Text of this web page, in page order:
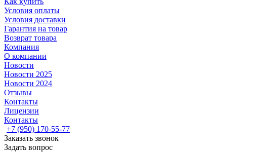
Условия оплаты
Условия доставки
Гарантия на товар
Возврат товара
Компания
О компании
Новости
Новости 2025
Новости 2024
Отзывы
Контакты
Лицензии
Контакты
+7 (950) 170-55-77
Заказать звонок
Задать вопрос